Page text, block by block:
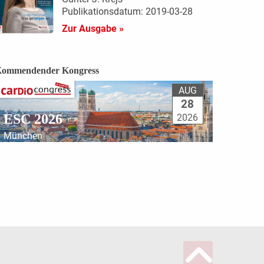
Publikationsdatum: 2019-03-28
Zur Ausgabe »
Kongress
ESC 2026
München
AUG
28
2026